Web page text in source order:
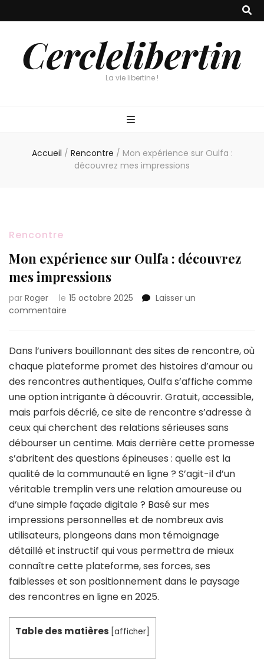
Cerclelibertin
La vie libertine !
Accueil / Rencontre / Mon expérience sur Oulfa :
découvrez mes impressions
Rencontre
Mon expérience sur Oulfa : découvrez
mes impressions
par Roger le 15 octobre 2025
Laisser un
commentaire
sur
Oulfa
:
découvrez
mes
impressions
Dans l’univers bouillonnant des sites de rencontre, où
chaque plateforme promet des histoires d’amour ou
des rencontres authentiques, Oulfa s’affiche comme
une option intrigante à découvrir. Gratuit, accessible,
mais parfois décrié, ce site de rencontre s’adresse à
ceux qui cherchent des relations sérieuses sans
débourser un centime. Mais derrière cette promesse
s’abritent des questions épineuses : quelle est la
qualité de la communauté en ligne ? S’agit-il d’un
véritable tremplin vers une relation amoureuse ou
d’une simple façade digitale ? Basé sur mes
impressions personnelles et de nombreux avis
utilisateurs, plongeons dans mon témoignage
détaillé et instructif qui vous permettra de mieux
connaître cette plateforme, ses forces, ses
faiblesses et son positionnement dans le paysage
des rencontres en ligne en 2025.
Table des matières [afficher]